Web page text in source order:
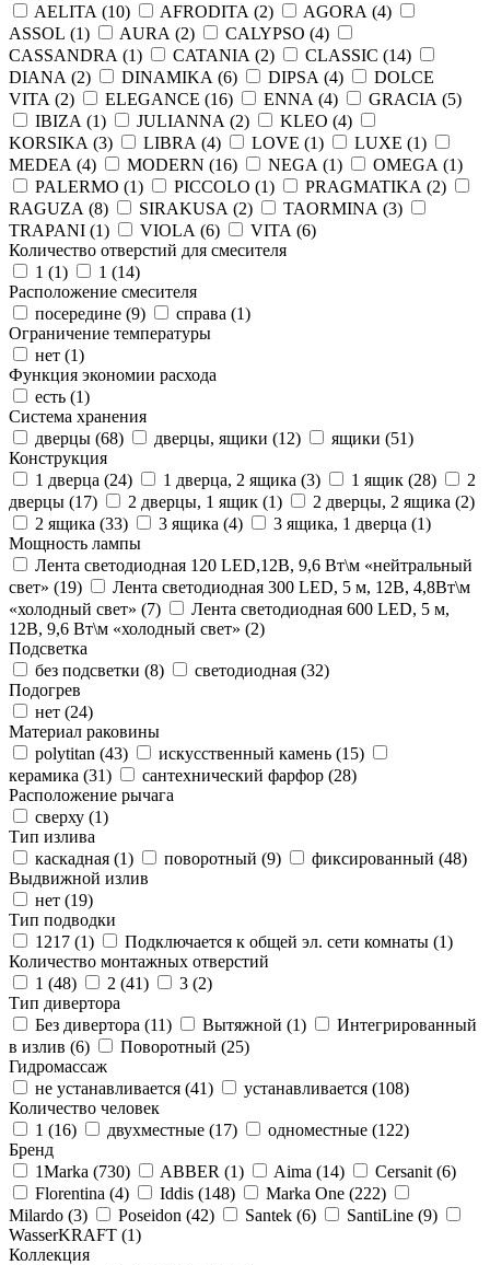
AELITA (10) AFRODITA (2) AGORA (4)
ASSOL (1) AURA (2) CALYPSO (4)
CASSANDRA (1) CATANIA (2) CLASSIC (14)
DIANA (2) DINAMIKA (6) DIPSA (4)
DOLCE
VITA (2) ELEGANCE (16) ENNA (4) GRACIA (5)
IBIZA (1) JULIANNA (2) KLEO (4)
KORSIKA (3) LIBRA (4) LOVE (1) LUXE (1)
MEDEA (4) MODERN (16) NEGA (1) OMEGA (1)
PALERMO (1) PICCOLO (1) PRAGMATIKA (2)
RAGUZA (8) SIRAKUSA (2) TAORMINA (3)
TRAPANI (1) VIOLA (6) VITA (6)
Количество отверстий для смесителя
1 (1) 1 (14)
Расположение смесителя
посередине (9) справа (1)
Ограничение температуры
нет (1)
Функция экономии расхода
есть (1)
Система хранения
дверцы (68) дверцы, ящики (12) ящики (51)
Конструкция
1 дверца (24) 1 дверца, 2 ящика (3) 1 ящик (28)
2
дверцы (17) 2 дверцы, 1 ящик (1) 2 дверцы, 2 ящика (2)
2 ящика (33) 3 ящика (4) 3 ящика, 1 дверца (1)
Мощность лампы
Лента светодиодная 120 LED,12В, 9,6 Вт\м «нейтральный
свет» (19)
Лента светодиодная 300 LED, 5 м, 12В, 4,8Вт\м
«холодный свет» (7)
Лента светодиодная 600 LED, 5 м,
12В, 9,6 Вт\м «холодный свет» (2)
Подсветка
без подсветки (8) светодиодная (32)
Подогрев
нет (24)
Материал раковины
polytitan (43) искусственный камень (15)
керамика (31) сантехнический фарфор (28)
Расположение рычага
сверху (1)
Тип излива
каскадная (1) поворотный (9) фиксированный (48)
Выдвижной излив
нет (19)
Тип подводки
1217 (1) Подключается к общей эл. сети комнаты (1)
Количество монтажных отверстий
1 (48) 2 (41) 3 (2)
Тип дивертора
Без дивертора (11) Вытяжной (1)
Интегрированный
в излив (6) Поворотный (25)
Гидромассаж
не устанавливается (41) устанавливается (108)
Количество человек
1 (16) двухместные (17) одноместные (122)
Бренд
1Marka (730) ABBER (1) Aima (14) Cersanit (6)
Florentina (4) Iddis (148) Marka One (222)
Milardo (3) Poseidon (42) Santek (6) SantiLine (9)
WasserKRAFT (1)
Коллекция